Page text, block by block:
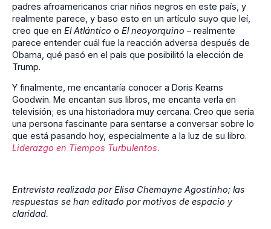
padres afroamericanos criar niños negros en este país, y
realmente parece, y baso esto en un artículo suyo que leí,
creo que en El Atlántico o El neoyorquino – realmente
parece entender cuál fue la reacción adversa después de
Obama, qué pasó en el país que posibilitó la elección de
Trump.
Y finalmente, me encantaría conocer a Doris Kearns
Goodwin. Me encantan sus libros, me encanta verla en
televisión; es una historiadora muy cercana. Creo que sería
una persona fascinante para sentarse a conversar sobre lo
que está pasando hoy, especialmente a la luz de su libro.
Liderazgo en Tiempos Turbulentos.
Entrevista realizada por Elisa Chemayne Agostinho; las
respuestas se han editado por motivos de espacio y
claridad.